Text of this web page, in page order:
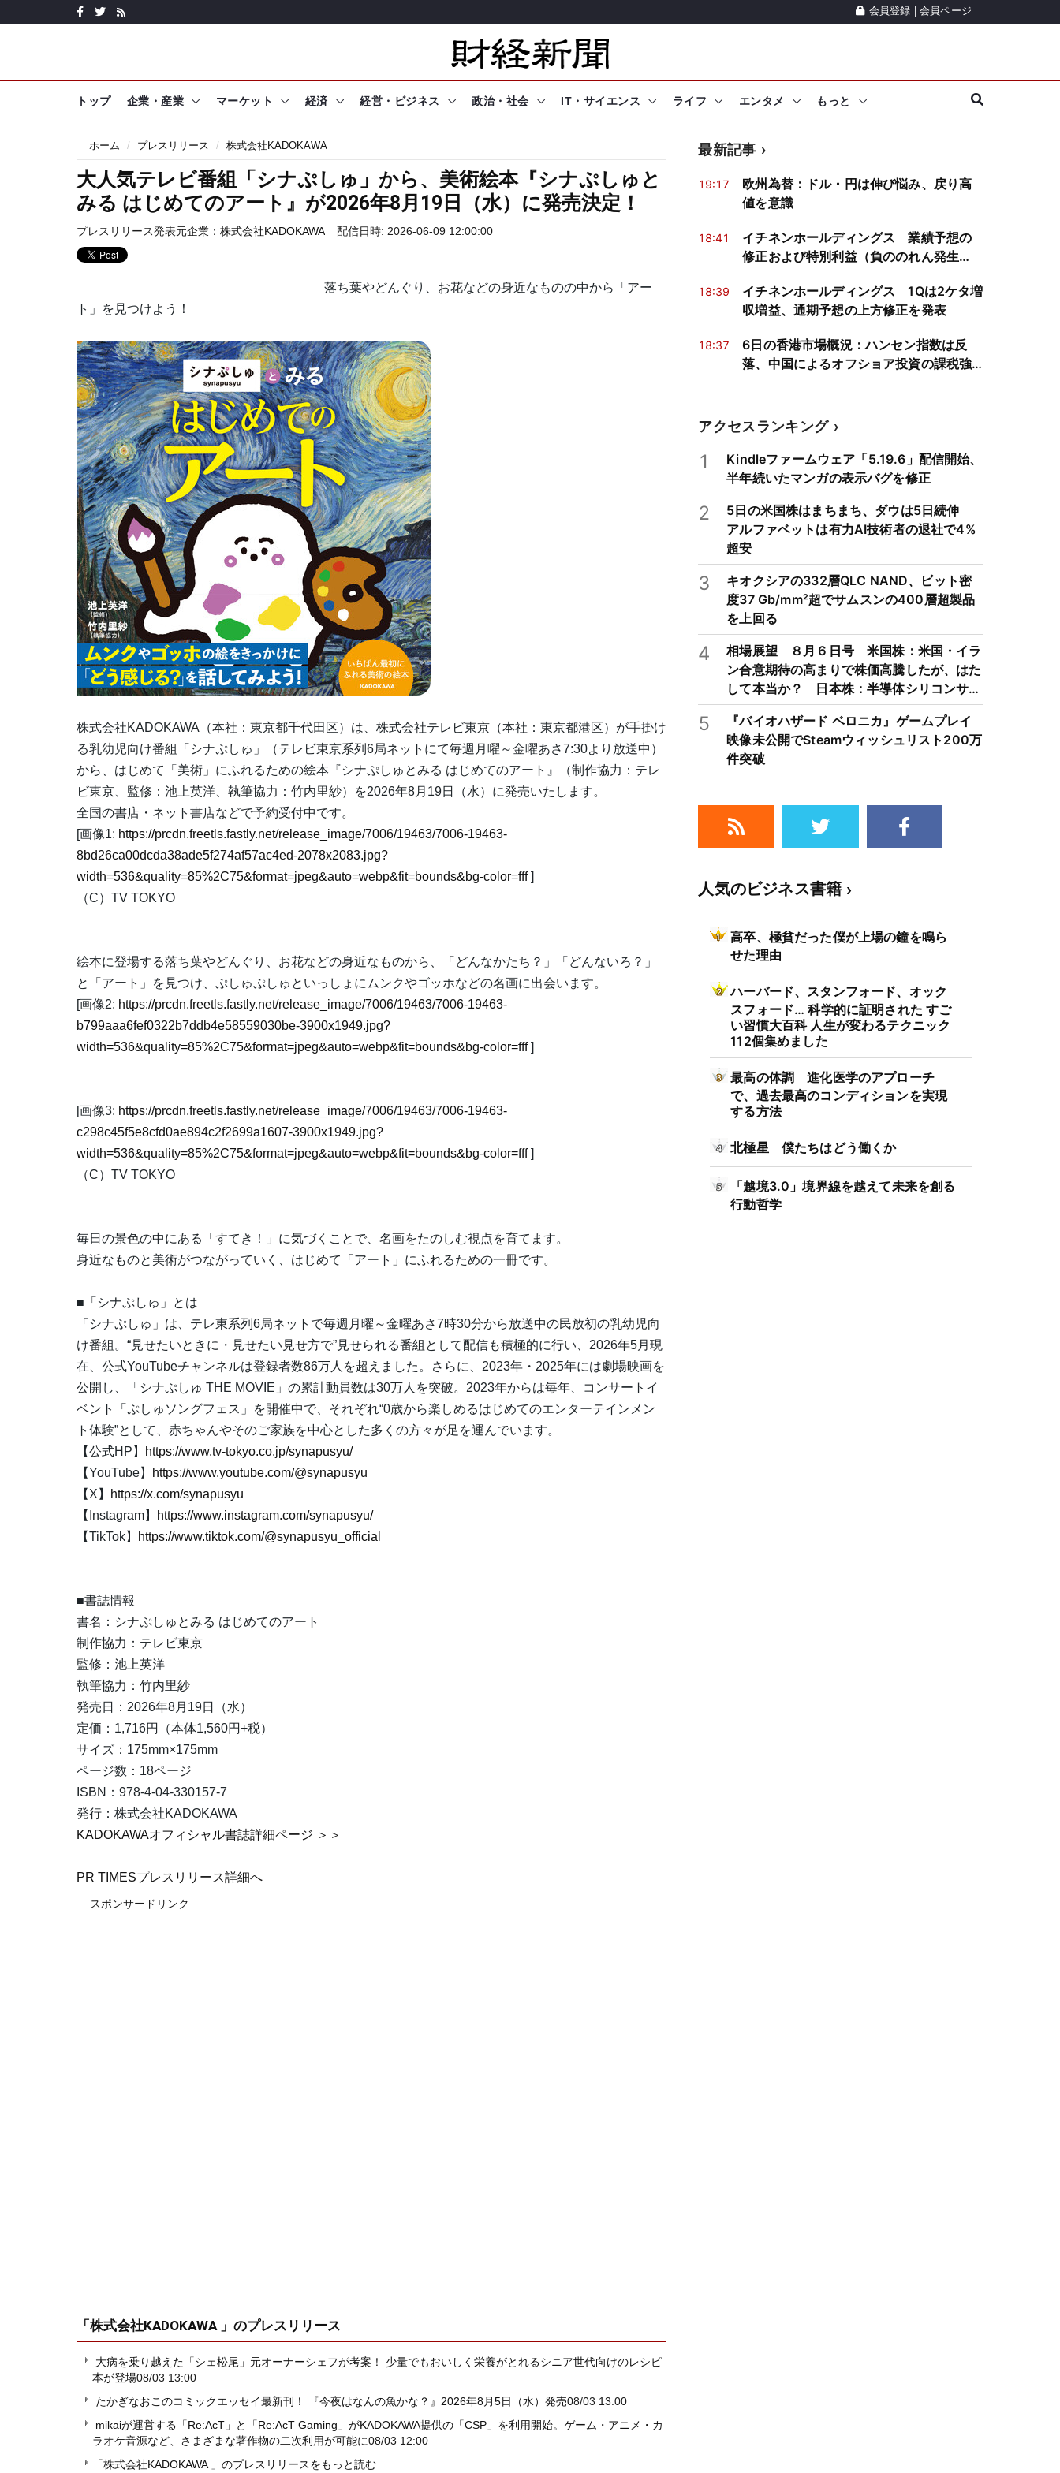
会員登録 会員ページ
トップ 企業・産業 マーケット 経済 経営・ビジネス 政治・社会 IT・サイエンス ライフ エンタメ もっと
ホーム プレスリリース 株式会社KADOKAWA
大人気テレビ番組「シナぷしゅ」から、美術絵本『シナぷしゅと
みる はじめてのアート』が2026年8月19日（水）に発売決定！
プレスリリース発表元企業： 株式会社KADOKAWA 配信日時: 2026-06-09 12:00:00
落ち葉やどんぐり、お花などの身近なものの中から「アー
ト」を見つけよう！
株式会社KADOKAWA（本社：東京都千代田区）は、株式会社テレビ東京（本社：東京都港区）が手掛け
る乳幼児向け番組「シナぷしゅ」（テレビ東京系列6局ネットにて毎週月曜～金曜あさ7:30より放送中）
から、はじめて「美術」にふれるための絵本『シナぷしゅとみる はじめてのアート』（制作協力：テレ
ビ東京、監修：池上英洋、執筆協力：竹内里紗）を2026年8月19日（水）に発売いたします。
全国の書店・ネット書店などで予約受付中です。
[画像1: https://prcdn.freetls.fastly.net/release_image/7006/19463/7006-19463-
8bd26ca00dcda38ade5f274af57ac4ed-2078x2083.jpg?
width=536&quality=85%2C75&format=jpeg&auto=webp&fit=bounds&bg-color=fff]
（C）TV TOKYO
絵本に登場する落ち葉やどんぐり、お花などの身近なものから、「どんなかたち？」「どんないろ？」
と「アート」を見つけ、ぷしゅぷしゅといっしょにムンクやゴッホなどの名画に出会います。
[画像2: https://prcdn.freetls.fastly.net/release_image/7006/19463/7006-19463-
b799aaa6fef0322b7ddb4e58559030be-3900x1949.jpg?
width=536&quality=85%2C75&format=jpeg&auto=webp&fit=bounds&bg-color=fff]
[画像3: https://prcdn.freetls.fastly.net/release_image/7006/19463/7006-19463-
c298c45f5e8cfd0ae894c2f2699a1607-3900x1949.jpg?
width=536&quality=85%2C75&format=jpeg&auto=webp&fit=bounds&bg-color=fff]
（C）TV TOKYO
毎日の景色の中にある「すてき！」に気づくことで、名画をたのしむ視点を育てます。
身近なものと美術がつながっていく、はじめて「アート」にふれるための一冊です。
■「シナぷしゅ」とは
「シナぷしゅ」は、テレ東系列6局ネットで毎週月曜～金曜あさ7時30分から放送中の民放初の乳幼児向
け番組。“見せたいときに・見せたい見せ方で”見せられる番組として配信も積極的に行い、2026年5月現
在、公式YouTubeチャンネルは登録者数86万人を超えました。さらに、2023年・2025年には劇場映画を
公開し、「シナぷしゅ THE MOVIE」の累計動員数は30万人を突破。2023年からは毎年、コンサートイ
ベント「ぷしゅソングフェス」を開催中で、それぞれ“0歳から楽しめるはじめてのエンターテインメン
ト体験”として、赤ちゃんやそのご家族を中心とした多くの方々が足を運んでいます。
【公式HP】
https://www.tv-tokyo.co.jp/synapusyu/
【YouTube】
https://www.youtube.com/@synapusyu
【X】
https://x.com/synapusyu
【Instagram】
https://www.instagram.com/synapusyu/
【TikTok】
https://www.tiktok.com/@synapusyu_official
■書誌情報
書名：シナぷしゅとみる はじめてのアート
制作協力：テレビ東京
監修：池上英洋
執筆協力：竹内里紗
発売日：2026年8月19日（水）
定価：1,716円（本体1,560円+税）
サイズ：175mm×175mm
ページ数：18ページ
ISBN：978-4-04-330157-7
発行：株式会社KADOKAWA
KADOKAWAオフィシャル書誌詳細ページ ＞＞
PR TIMESプレスリリース詳細へ
スポンサードリンク
「株式会社KADOKAWA 」 のプレスリリース
大病を乗り越えた「シェ松尾」元オーナーシェフが考案！ 少量でもおいしく栄養がとれるシニア世代向けのレシピ
本が登場08/03 13:00
たかぎなおこのコミックエッセイ最新刊！ 『今夜はなんの魚かな？』2026年8月5日（水）発売08/03 13:00
mikaiが運営する「Re:AcT」と「Re:AcT Gaming」がKADOKAWA提供の「CSP」を利用開始。ゲーム・アニメ・カ
ラオケ音源など、さまざまな著作物の二次利用が可能に08/03 12:00
「株式会社KADOKAWA 」のプレスリリースをもっと読む
最新記事
19:17
欧州為替：ドル・円は伸び悩み、戻り高
値を意識
18:41
イチネンホールディングス 業績予想の
修正および特別利益（負ののれん発生
18:39
イチネンホールディングス 1Qは2ケタ増
収増益、通期予想の上方修正を発表
18:37
6日の香港市場概況：ハンセン指数は反
落、中国によるオフショア投資の課税強
アクセスランキング
1
Kindleファームウェア「5.19.6」配信開始、
半年続いたマンガの表示バグを修正
2
5日の米国株はまちまち、ダウは5日続伸
アルファベットは有力AI技術者の退社で4%
超安
3
キオクシアの332層QLC NAND、ビット密
度37 Gb/mm²超でサムスンの400層超製品
を上回る
4
相場展望 ８月６日号 米国株：米国・イラ
ン合意期待の高まりで株価高騰したが、はた
して本当か？ 日本株：半導体シリコンサイ
クルは3～4年周期で好・不況を繰り返すた
め注意
5
『バイオハザード ベロニカ』ゲームプレイ
映像未公開でSteamウィッシュリスト200万
件突破
人気のビジネス書籍
高卒、極貧だった僕が上場の鐘を鳴ら
せた理由
ハーバード、スタンフォード、オック
スフォード… 科学的に証明された すご
い習慣大百科 人生が変わるテクニック
112個集めました
最高の体調 進化医学のアプローチ
で、過去最高のコンディションを実現
する方法
北極星 僕たちはどう働くか
「越境3.0」境界線を越えて未来を創る
行動哲学